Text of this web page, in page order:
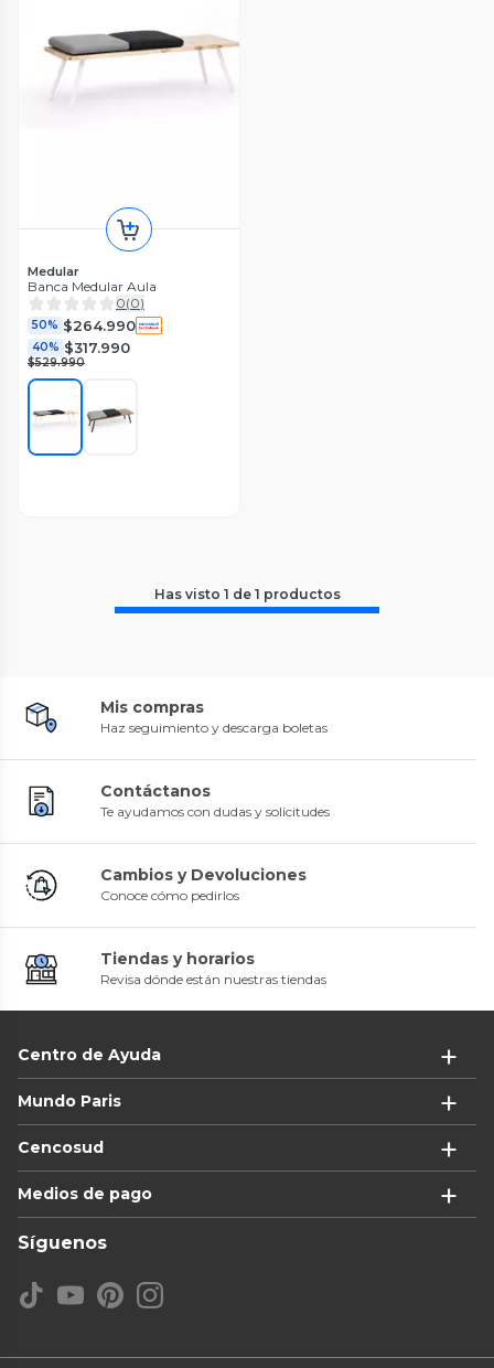
Medular
Banca Medular Aula
0(0)
50% $264.990
40% $317.990
$529.990
Has visto 1 de 1 productos
Mis compras
Haz seguimiento y descarga boletas
Contáctanos
Te ayudamos con dudas y solicitudes
Cambios y Devoluciones
Conoce cómo pedirlos
Tiendas y horarios
Revisa dónde están nuestras tiendas
Centro de Ayuda
Mundo Paris
Cencosud
Medios de pago
Síguenos